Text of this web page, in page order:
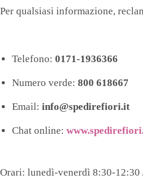
Per qualsiasi informazione,
Telefono: 0171-1936366
Numero verde: 800 618667
Email: info@spedirefiori.it
Chat online:
Orari: lunedì-venerdì 8:30-